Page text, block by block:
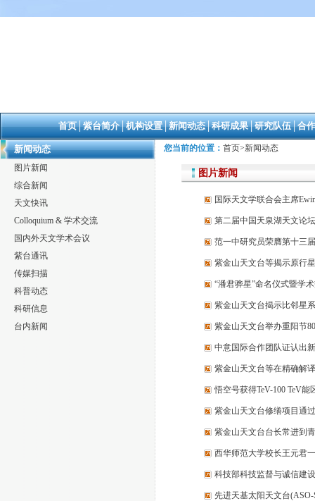
首页│紫台简介│机构设置│新闻动态│科研成果│研究队伍│合
新闻动态
图片新闻
综合新闻
天文快讯
Colloquium & 学术交流
国内外天文学术会议
紫台通讯
传媒扫描
科普动态
科研信息
台内新闻
您当前的位置： 首页>新闻动态
图片新闻
国际天文学联合会主席
第二届中国天泉湖天文论
范一中研究员荣膺第十三
紫金山天文台等揭示原行
“潘君骅星”命名仪式暨学
紫金山天文台揭示比邻星
紫金山天文台举办重阳节
中意国际合作团队证认出
紫金山天文台等在精确解
悟空号获得TeV-100 TeV
紫金山天文台修缮项目通
紫金山天文台台长常进到
西华师范大学校长王元君
科技部科技监督与诚信建
先进天基太阳天文台